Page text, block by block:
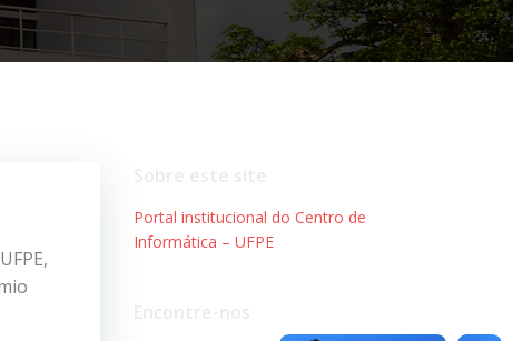
Portal institucional do Centro de
Informática – UFPE